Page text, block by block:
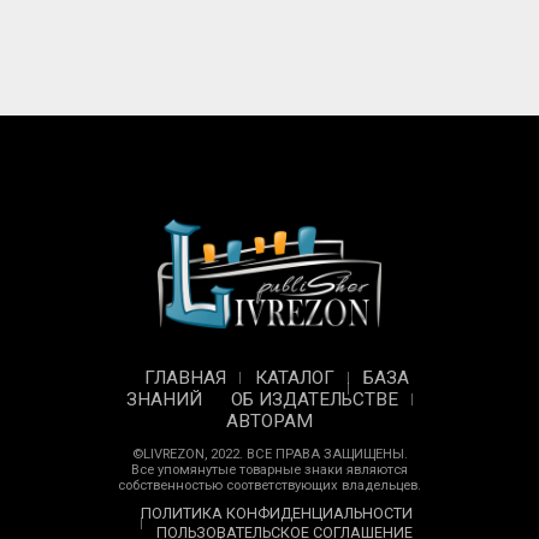
ГЛАВНАЯ КАТАЛОГ
БАЗА
ЗНАНИЙ
ОБ ИЗДАТЕЛЬСТВЕ
АВТОРАМ
©LIVREZON, 2022. ВСЕ ПРАВА ЗАЩИЩЕНЫ.
Все упомянутые товарные знаки являются
собственностью соответствующих владельцев.
ПОЛИТИКА КОНФИДЕНЦИАЛЬНОСТИ
ПОЛЬЗОВАТЕЛЬСКОЕ СОГЛАШЕНИЕ